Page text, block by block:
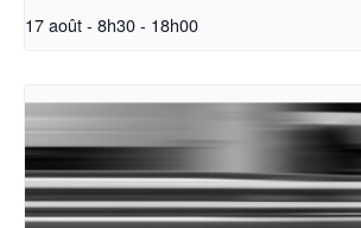
17 août - 8h30- 18h00